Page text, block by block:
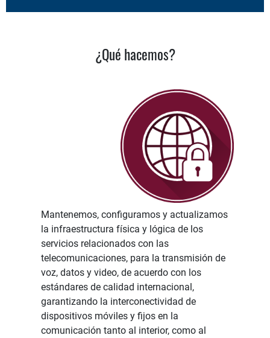
¿Qué hacemos?
Mantenemos, configuramos y actualizamos
la infraestructura física y lógica de los
servicios relacionados con las
telecomunicaciones, para la transmisión de
voz, datos y video, de acuerdo con los
estándares de calidad internacional,
garantizando la interconectividad de
dispositivos móviles y fijos en la
comunicación tanto al interior, como al